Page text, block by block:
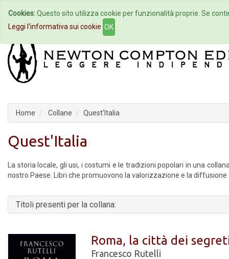
Home Autori Eventi
Home Collane Quest'Italia
Quest'Italia
La storia locale, gli usi, i costumi e le tradizioni popolari in una
nostro Paese. Libri che promuovono la valorizzazione e la
Titoli presenti per la collana:
Roma, la città dei
Francesco Rutelli
Cookies:Questo sito utilizza cookie per funzionalità proprie. Se
Leggi l'informativa sui cookie OK